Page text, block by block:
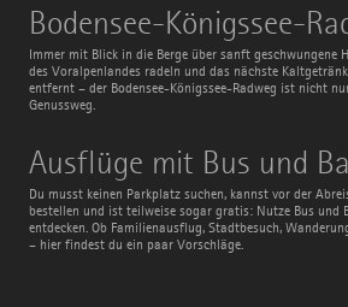
Bodensee-Königssee-
Immer mit Blick in die Berge über sanft geschwungene
des Voralpenlandes radeln und das nächste
entfernt – der Bodensee-Königssee-Radweg ist nicht
Genussweg.
Bodensee-
Königssee-
Radweg
Ausflüge mit Bus und
Du musst keinen Parkplatz suchen, kannst vor der
bestellen und ist teilweise sogar gratis: Nutze Bus und
entdecken. Ob Familienausflug, Stadtbesuch,
– hier findest du ein paar Vorschläge.
Ausflüge
mit
Bus
und
Bahn